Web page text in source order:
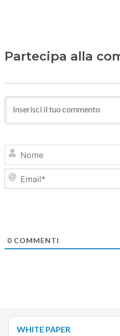
Partecipa alla
0COMMENTI
WHITE PAPER